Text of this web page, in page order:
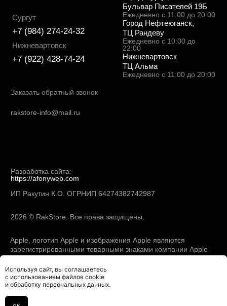
Используя сайт, вы соглашаетесь
с использованием файлов cookie
и обработку персональных данных.